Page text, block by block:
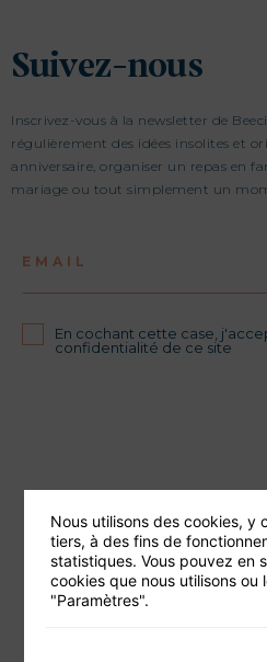
Suivez-nous
Inscrivez-vous à la newsletter de
régulièrement des idées insolites et
anniversaire, organiser un repas en
mariage ou tout simplement un
EMAIL
En cochant cette case,
confidentialité de ce site
Foire aux
Conditions
Nous utilisons des cookies, y
tiers, à des fins de
statistiques. Vous pouvez en
cookies que nous utilisons ou
"Paramètres".